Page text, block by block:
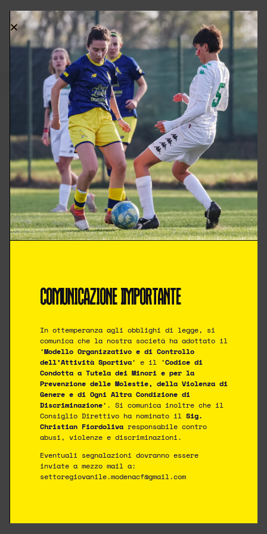
ASD Modena CF
Sede legale in Modena (MO) – Via Bellini n.70
Codice Fiscale n. 94205650362 – Partita IVA n.
03929520363.
leggi sul copyright.
Ne è vietata la riproduzione senza l’autorizzazione di ASD
Modena C.F.
Copyright © 2026 ASD Modena C.F.
SOCIAL
PRIVACY POLICY|COOKIE POLICY
DESIGNED BY
COMUNICAZIONE IMPORTANTE
In ottemperanza agli obblighi di legge, si
comunica che la nostra società ha adottato il
‘Modello Organizzativo e di Controllo
dell’Attività Sportiva‘ e il ‘Codice di
Condotta a Tutela dei Minori e per la
Prevenzione delle Molestie, della Violenza di
Genere e di Ogni Altra Condizione di
Discriminazione‘. Si comunica inoltre che il
Consiglio Direttivo ha nominato il Sig.
Christian Fiordolivaresponsabile contro
abusi, violenze e discriminazioni.
Eventuali segnalazioni dovranno essere
inviate a mezzo mail a:
settoregiovanile.modenacf@gmail.com